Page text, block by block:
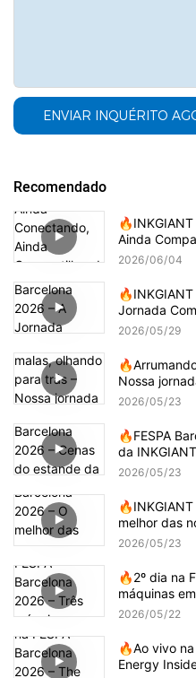
ENVIAR INQUÉRITO
Recomendado
Ainda
Vídeo
2026 06 04
Jornada
2026 05 29
Nossa
2026 05 23
🔥FESPA
da INKGIANT
2026 05 23
melhor das
2026 05 23
🔥2º dia na
máquinas
2026 05 22
🔥Ao vivo na
Energy